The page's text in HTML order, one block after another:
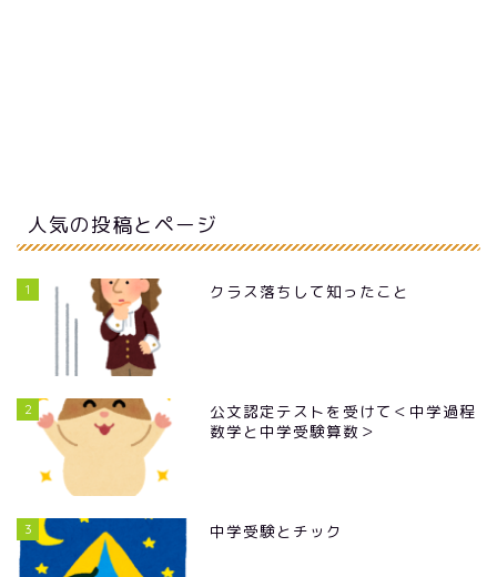
人気の投稿とページ
1 クラス落ちして知ったこと
2
公文認定テストを受けて＜中学過程
数学と中学受験算数＞
3 中学受験とチック